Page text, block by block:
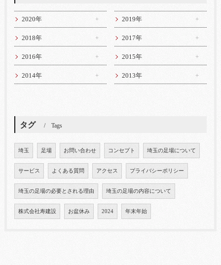
2020年 2019年
2018年 2017年
2016年 2015年
2014年 2013年
タグ Tags
埼玉 足場 お問い合わせ コンセプト 埼玉の足場について
サービス よくある質問 アクセス プライバシーポリシー
埼玉の足場の必要とされる理由 埼玉の足場の内容について
株式会社寿建設 お盆休み 2024 年末年始